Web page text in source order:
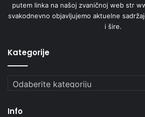
putem linka na našoj zvaničnoj web str
svakodnevno objavljujemo aktuelne
i šire.
Kategorije
Kategorije
Info